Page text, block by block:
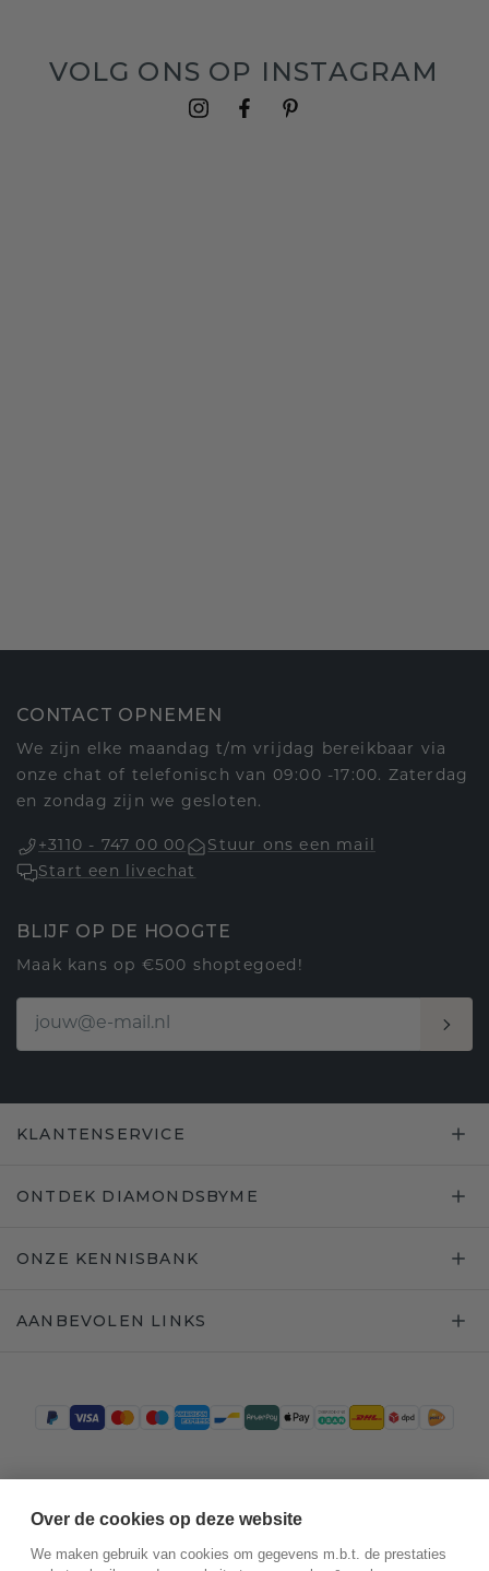
VOLG ONS OP INSTAGRAM
CONTACT OPNEMEN
We zijn elke maandag t/m vrijdag bereikbaar via
onze chat of telefonisch van 09:00 -17:00. Zaterdag
en zondag zijn we gesloten.
+3110 - 747 00 00
Stuur ons een mail
Start een livechat
BLIJF OP DE HOOGTE
Maak kans op €500 shoptegoed!
KLANTENSERVICE
ONTDEK DIAMONDSBYME
ONZE KENNISBANK
AANBEVOLEN LINKS
Over de cookies op deze website
We maken gebruik van cookies om gegevens m.b.t. de prestaties